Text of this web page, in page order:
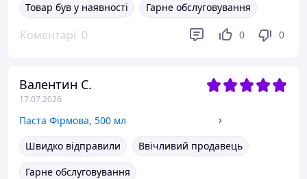
Товар був у наявності
Гарне обслуговування
Коментарі 0 0 0
Валентин С.
17.07.2026
Паста Фірмова, 500 мл
Швидко відправили
Ввічливий продавець
Гарне обслуговування